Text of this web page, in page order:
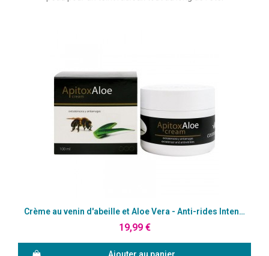
Aperçu rapide Crème au venin d'abeille et Aloe Vera - Anti-rides Intense
19,99 €